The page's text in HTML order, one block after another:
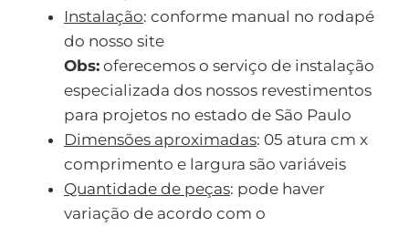
Instalação: conforme manual no rodapé
do nosso site
Obs: oferecemos o serviço de instalação
especializada dos nossos revestimentos
para projetos no estado de São Paulo
Dimensões aproximadas: 05 atura cm x
comprimento e largura são variáveis
Quantidade de peças: pode haver
variação de acordo com o